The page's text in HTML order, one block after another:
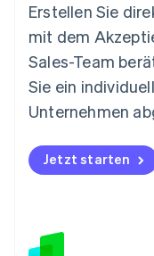
Erstellen Sie
mit dem
Sales-Team
Sie ein
Unternehmen
Jetzt starten
English
Niederlande
Nederlands English
Norwegen
English
Österreich
Polen
English
Portugal
English